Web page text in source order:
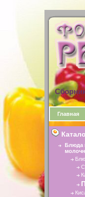
Сборник
Главная
Блюда